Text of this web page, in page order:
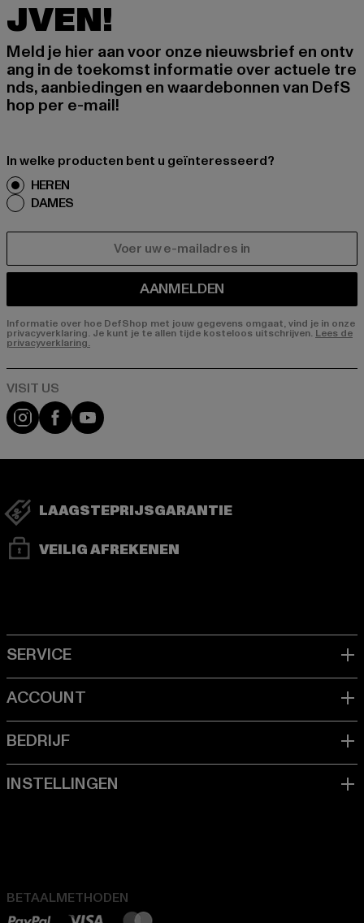
JVEN!
Meld je hier aan voor onze nieuwsbrief en ontv
ang in de toekomst informatie over actuele tre
nds, aanbiedingen en waardebonnen van DefS
hop per e-mail!
In welke producten bent u geïnteresseerd?
HEREN
DAMES
AANMELDEN
Informatie over hoe DefShop met jouw gegevens omgaat, vind je in onze
privacyverklaring. Je kunt je te allen tijde kosteloos uitschrijven. Lees de
privacyverklaring.
Visit our Instagram page:
Visit our Facebook page:
Visit our YouTube channel:
LAAGSTEPRIJSGARANTIE
VEILIG AFREKENEN
BETAALMETHODEN